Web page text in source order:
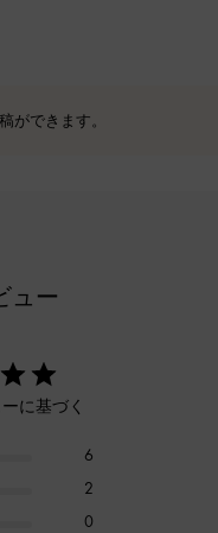
ができます。
ュー
に基づく
6
2
0